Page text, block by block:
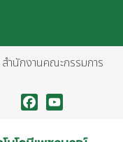
สำนักงานคณะกรรมการ